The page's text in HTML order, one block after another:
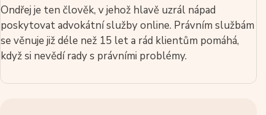
Ondřej je ten člověk, v jehož hlavě uzrál nápad
poskytovat advokátní služby online. Právním službám
se věnuje již déle než 15 let a rád klientům pomáhá,
když si nevědí rady s právními problémy.